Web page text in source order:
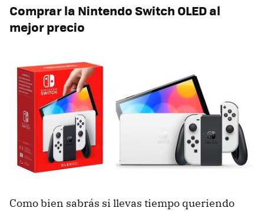
Comprar la Nintendo Switch OLED al
mejor precio
Como bien sabrás si llevas tiempo queriendo